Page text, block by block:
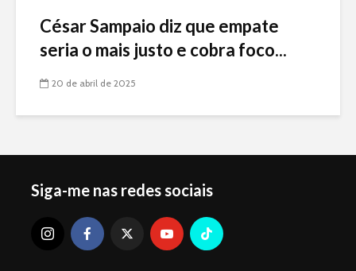
César Sampaio diz que empate
seria o mais justo e cobra foco...
20 de abril de 2025
Siga-me nas redes sociais